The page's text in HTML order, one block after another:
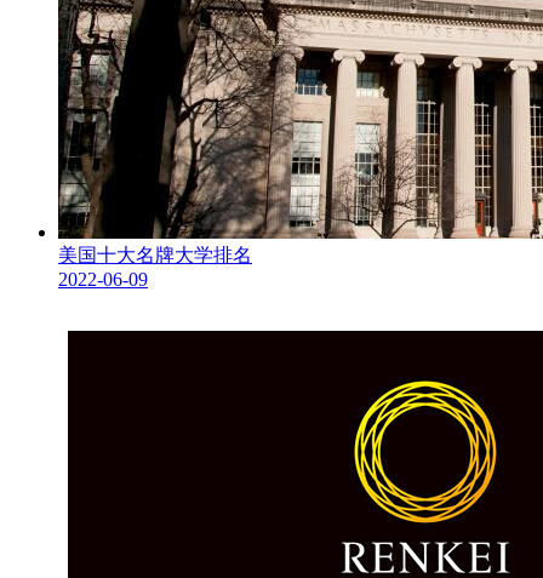
美国十大名牌大学排名
2022-06-09